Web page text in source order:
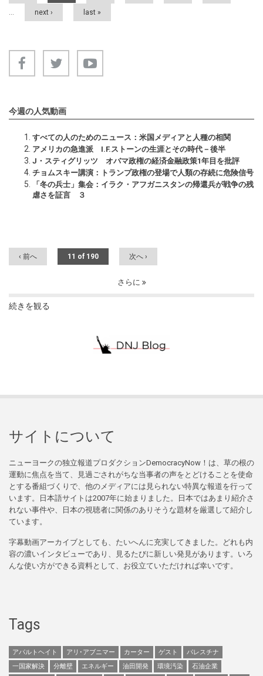
… next › last »
今週の人気動画
すべての人のためのニュース：米国メディアと人種の相関
アメリカの急進派 I.F.ストーンの生涯とその時代－後半
J・スティグリッツ オバマ政権の経済金融政策1年目を批評
チョムスキー講演：トランプ政権の登場で人類の存続に危険信号
「冬の兵士」集会：イラク・アフガニスタンの帰還兵が戦争の残
虐さを証言 ３
‹ 前へ 11 of 190 次へ ›
さらに
続きを観る
サイトについて
ニューヨークの独立報道プロダクションDemocracyNow！は、草の根の
運動に焦点を当て、見過ごされがちな当事者の声をとどけることを使命
とする番組づくりで、他のメディアには見られない特異な報道を行って
います。日本語サイトは2007年に始まりました。日本ではあまり紹介さ
れない事件や、日本の視聴者に関係のありそうな題材を厳選して紹介し
ています。
字幕動画アーカイブとしても、たいへんに充実してきました。どれも内
容の濃いインタビューであり、見るたびに新しい発見があります。いろ
んな使い方ができる資料として、お役立ていただければ幸いです。
Tags
アパルトヘイト アリ･アブニマー カーター ゲスト
パレスチナ
一国家解決
分離壁 エネルギー 油田開発 環境汚染 石油企業